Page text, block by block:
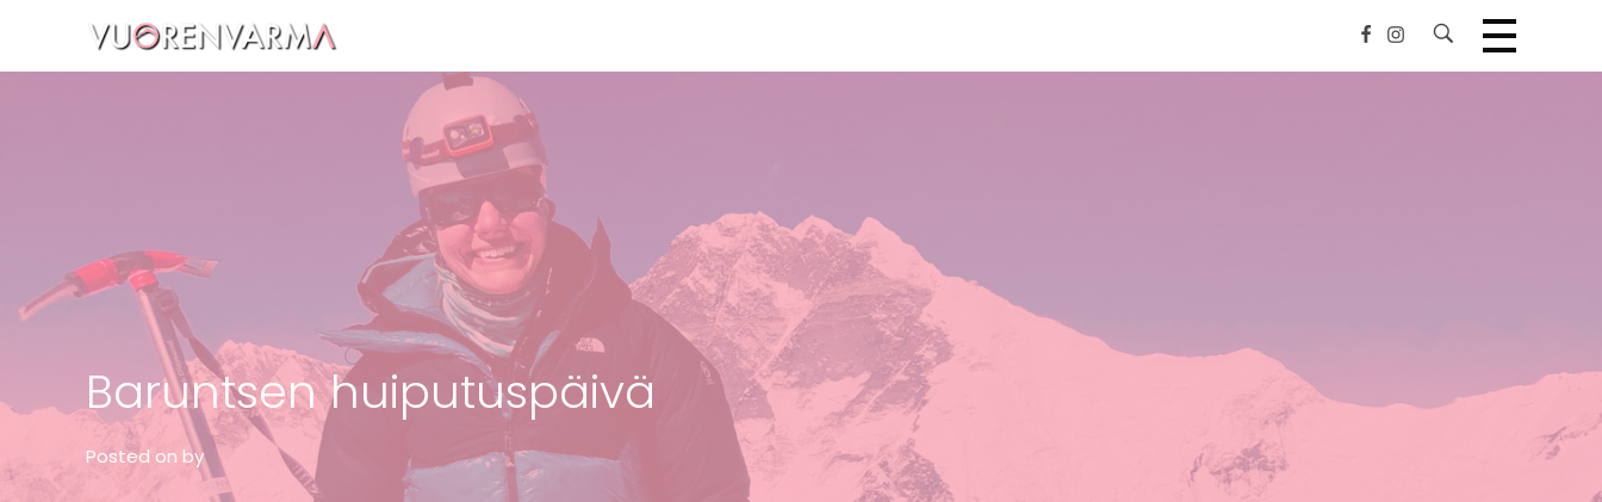
Vuorenvarma
Baruntsen huiputuspäivä
Posted on by